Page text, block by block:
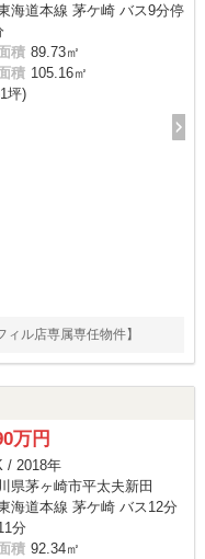
海道本線 茅ケ崎 バス9分停
積 89.73㎡
積 105.16㎡
坪)
ル店専属専任物件】
万円
/ 2018年
県茅ヶ崎市平太夫新田
東海道本線 茅ケ崎 バス12分
分
積 92.34㎡